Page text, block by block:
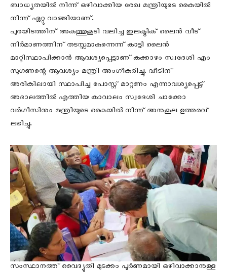
ബാധ്യതയിൽ നിന്ന് ഒഴിവാക്കിയ രേഖ മന്ത്രിയുടെ കൈയിൽ
നിന്ന് ഏറ്റു വാങ്ങിയാണ്.
പുരയിടത്തിന് അകത്തുകൂടി വലിച്ച ഇലക്ട്രിക് ലൈൻ വീട്
നിർമാണത്തിന് തടസ്സമാകുന്നെന്ന് കാട്ടി ലൈൻ
മാറ്റിസ്ഥാപിക്കാൻ ആവശ്യപ്പെട്ടാണ് കക്കാഴം സ്വദേശി എം
സുഗണന്റെ ആവശ്യം മന്ത്രി അംഗീകരിച്ചു. വീടിന്
അരികിലായി സ്ഥാപിച്ച പോസ്റ്റ്‌ മാറ്റണം എന്നാവശ്യപ്പെട്ട്
അദാലത്തിൽ എത്തിയ കാവാലം സ്വദേശി ചാക്കോ
വർഗീസിനും മന്ത്രിയുടെ കൈയിൽ നിന്ന് അനുകൂല ഉത്തരവ്
ലഭിച്ചു.
സംസ്ഥാനത്ത് വൈദ്യുതി മുടക്കം പൂർണമായി ഒഴിവാക്കാനുള്ള